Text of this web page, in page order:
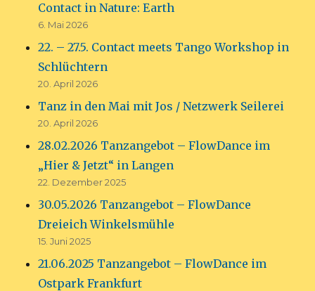
Contact in Nature: Earth
6. Mai 2026
22. – 27.5. Contact meets Tango Workshop in
Schlüchtern
20. April 2026
Tanz in den Mai mit Jos / Netzwerk Seilerei
20. April 2026
28.02.2026 Tanzangebot – FlowDance im
„Hier & Jetzt“ in Langen
22. Dezember 2025
30.05.2026 Tanzangebot – FlowDance
Dreieich Winkelsmühle
15. Juni 2025
21.06.2025 Tanzangebot – FlowDance im
Ostpark Frankfurt